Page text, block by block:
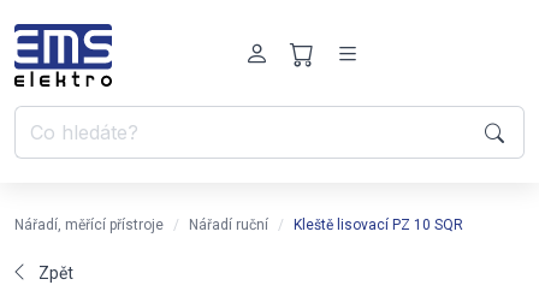
Nářadí, měřící přístroje Nářadí ruční Kleště lisovací PZ 10 SQR
Zpět